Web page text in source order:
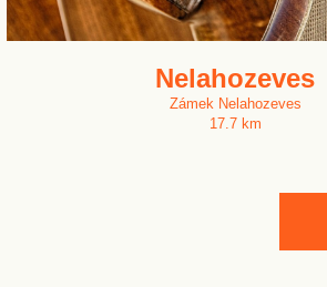
Nelahozeves
Zámek Nelahozeves
17.7 km